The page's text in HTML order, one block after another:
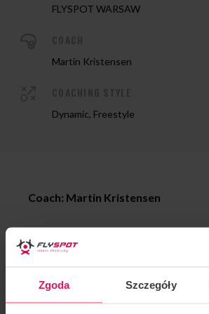
Zgoda Szczegóły
FLYSPOT WARSAW
Martin Kristensen
Dynamic, Freestyle
Coach: Martin Kristensen
Location: Flyspot Warsaw